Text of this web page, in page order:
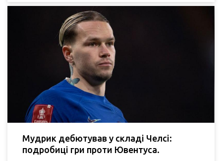
Мудрик дебютував у складі Челсі:
подробиці гри проти Ювентуса.